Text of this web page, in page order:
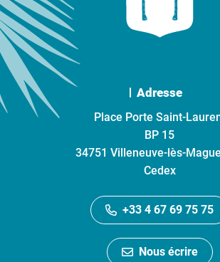
Adresse
Place Porte Saint-
BP 15
34751 Villeneuve-lès-
Cedex
+33 4 67 69 75 75
Nous écrire